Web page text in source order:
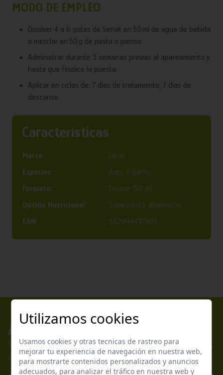
MODO DE EMPLEO
Disolver 4 a 6 gotas de Serivit en 50 ml de agua de bebida
o mezclar en 50 g de pasta o pienso.
Administrar durante 3 semanas previas al apareamiento y
hasta que finalice la puesta.
Aplicar en ciclos de: 7 días de tratamiento, 7 días de
descanso
Características
Marca:
Latac
Especies:
Aves, Pájaros
Formato:
Envase 150 ml
Opción Nutricional:
Suplemento alimenticio
EAN:
8429944101611
Apúntate a nuestros boletines
Suscríbete a nuestra newsletter y no te pierdas nuestras ofertas
y promociones exclusivas.
Utilizamos cookies
Usamos cookies y otras tecnicas de rastreo para
mejorar tu experiencia de navegación en nuestra web,
para mostrarte contenidos personalizados y anuncios
adecuados, para analizar el tráfico en nuestra web y